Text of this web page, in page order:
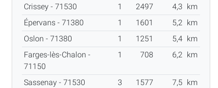
Crissey - 71530
1 2497 4,3
km
Épervans - 71380
1 1601 5,2 km
Oslon - 71380
1 1251 5,4 km
Farges-lès-Chalon -
71150
1 708 6,2 km
Sassenay - 71530 3 1577 7,5 km